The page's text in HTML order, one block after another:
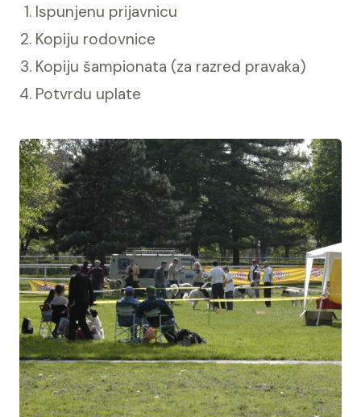
Ispunjenu prijavnicu
Kopiju rodovnice
Kopiju šampionata (za razred pravaka)
Potvrdu uplate